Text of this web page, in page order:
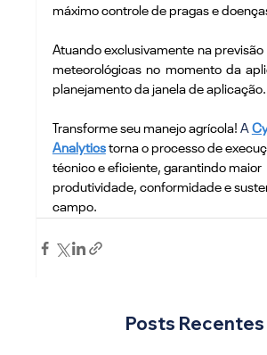
máximo controle de pragas e
Atuando exclusivamente na
meteorológicas no momento da
planejamento da janela de aplicação.
Transforme seu manejo agrícola! A
Analytics torna o processo de
técnico e eficiente, garantindo maior
produtividade, conformidade e
campo.
Posts Recentes